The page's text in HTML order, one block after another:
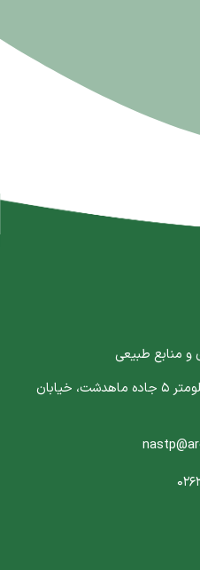
و منابع طبیعی
آدرس : استان البرز، کرج، کیلومتر 5 جاده ماهدشت، خیابان